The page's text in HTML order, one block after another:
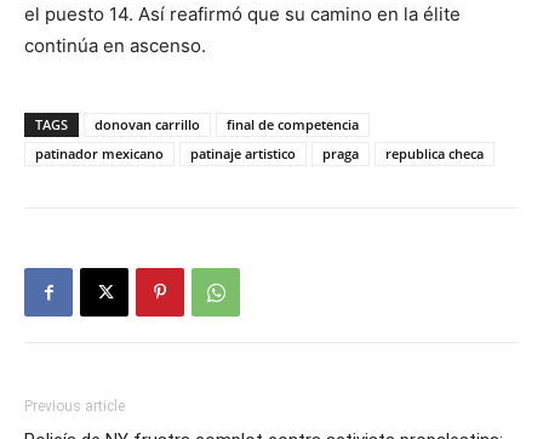
el puesto 14. Así reafirmó que su camino en la élite
continúa en ascenso.
TAGS donovan carrillo
final de competencia
patinador mexicano
patinaje artistico praga republica checa
Previous article